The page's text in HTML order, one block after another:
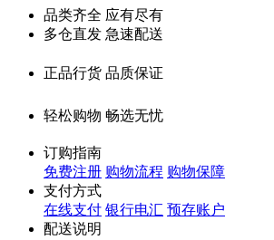
品类齐全 应有尽有
多仓直发 急速配送
正品行货 品质保证
轻松购物 畅选无忧
订购指南
免费注册 购物流程 购物保障
支付方式
在线支付 银行电汇 预存账户
配送说明